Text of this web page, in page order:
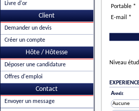
Livre d'or
Client
Demander un devis
Créer un compte
Hôte / Hôtesse
Déposer une candidature
Offres d'emploi
Contact
Envoyer un message
Portable *
E-mail *
Niveau
Année